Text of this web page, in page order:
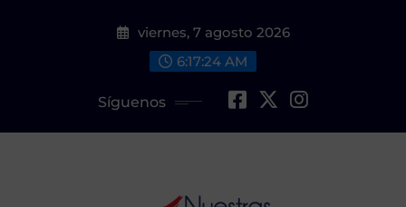
viernes, 7 agosto 2026
6:17:25 AM
Síguenos